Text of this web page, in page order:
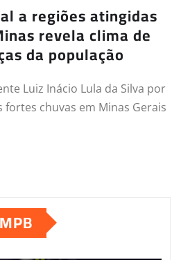
a regiões atingidas
revela clima de
da população
Luiz Inácio Lula da Silva por
fortes chuvas em Minas Gerais